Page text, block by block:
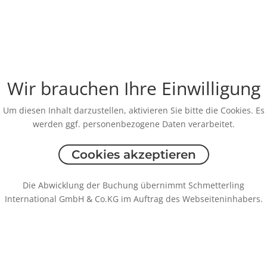
Wir brauchen Ihre Einwilligung
Um diesen Inhalt darzustellen, aktivieren Sie bitte die Cookies. Es
werden ggf. personenbezogene Daten verarbeitet.
Cookies akzeptieren
Die Abwicklung der Buchung übernimmt Schmetterling
International GmbH & Co.KG im Auftrag des Webseiteninhabers.